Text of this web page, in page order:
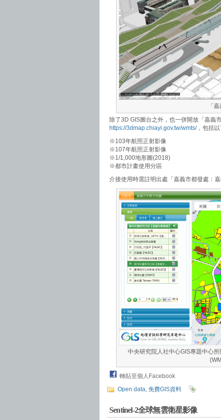
「
除了3D GIS圖台之外，也一併開放「嘉義
https://3dmap.chiayi.gov.tw/wmts/，包括以
※103年航照正射影像
※107年航照正射影像
※1/1,000地形圖(2018)
※都市計畫使用分區
介接使用時需註明出處「嘉義市都發處：
中央研究院人社中心GIS專題中心
轉貼至個人Facebook
Open data, 免費GIS資料
Sentinel-2全球無雲衛星影像